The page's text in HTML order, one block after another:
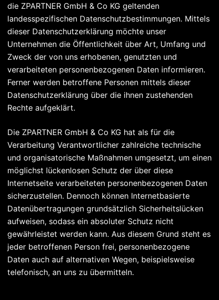
die ZPARTNER GmbH & Co KG geltenden
landesspezifischen Datenschutzbestimmungen. Mittels
dieser Datenschutzerklärung möchte unser
Unternehmen die Öffentlichkeit über Art, Umfang und
Zweck der von uns erhobenen, genutzten und
verarbeiteten personenbezogenen Daten informieren.
Ferner werden betroffene Personen mittels dieser
Datenschutzerklärung über die ihnen zustehenden
Rechte aufgeklärt.
Die ZPARTNER GmbH & Co KG hat als für die
Verarbeitung Verantwortlicher zahlreiche technische
und organisatorische Maßnahmen umgesetzt, um einen
möglichst lückenlosen Schutz der über diese
Internetseite verarbeiteten personenbezogenen Daten
sicherzustellen. Dennoch können Internetbasierte
Datenübertragungen grundsätzlich Sicherheitslücken
aufweisen, sodass ein absoluter Schutz nicht
gewährleistet werden kann. Aus diesem Grund steht es
jeder betroffenen Person frei, personenbezogene
Daten auch auf alternativen Wegen, beispielsweise
telefonisch, an uns zu übermitteln.